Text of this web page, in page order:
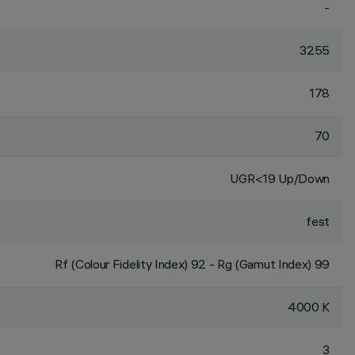
-
3255
178
70
UGR<19 Up/Down
fest
Rf (Colour Fidelity Index) 92 - Rg (Gamut Index) 99
4000 K
3